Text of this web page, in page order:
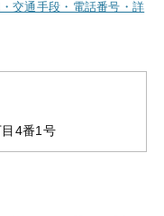
交通手段・電話番号・詳
4番1号